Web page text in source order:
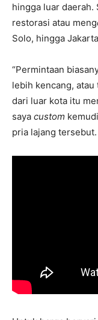
hingga luar daerah.
restorasi atau meng
Solo, hingga
“Permintaan
lebih kencang, atau
dari luar kota itu
saya custom
pria lajang tersebut.